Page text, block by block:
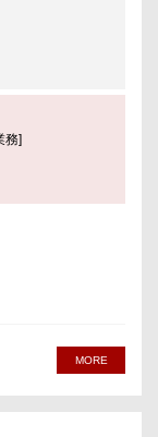
務]
MORE